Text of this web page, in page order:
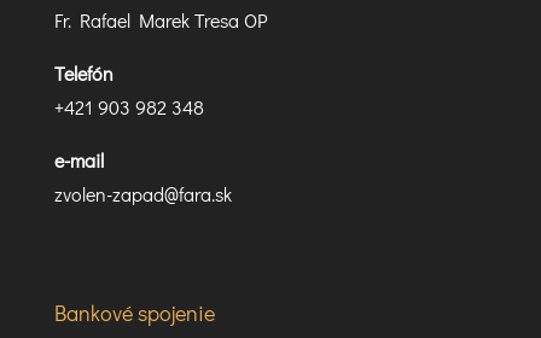
Fr. Rafael Marek Tresa OP
Telefón
+421 903 982 348
e-mail
zvolen-zapad@fara.sk
Bankové spojenie